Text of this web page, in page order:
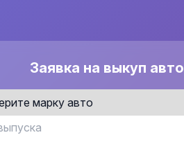
Заявка на выкуп авто